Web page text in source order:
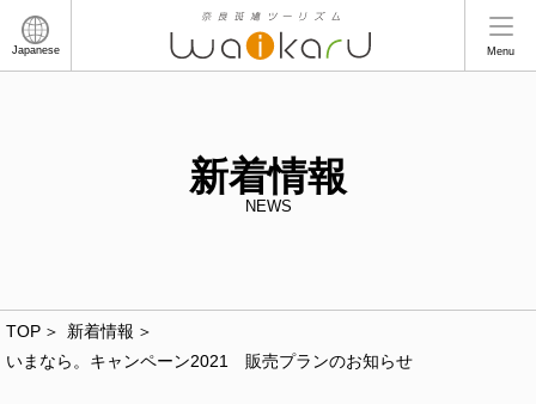
Japanese Menu
新着情報
NEWS
TOP
新着情報
いまなら。キャンペーン2021 販売プランのお知らせ